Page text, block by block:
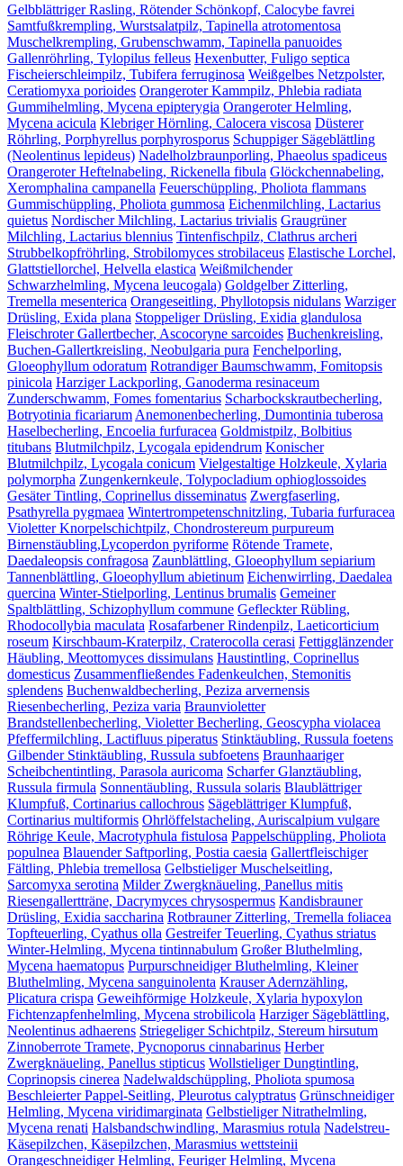
Gelbblättriger Rasling, Rötender Schönkopf, Calocybe favrei
Samtfußkrempling, Wurstsalatpilz, Tapinella atrotomentosa
Muschelkrempling, Grubenschwamm, Tapinella panuoides
Gallenröhrling, Tylopilus felleus Hexenbutter, Fuligo septica
Fischeierschleimpilz, Tubifera ferruginosa Weißgelbes Netzpolster,
Ceratiomyxa porioides Orangeroter Kammpilz, Phlebia radiata
Gummihelmling, Mycena epipterygia Orangeroter Helmling,
Mycena acicula Klebriger Hörnling, Calocera viscosa Düsterer
Röhrling, Porphyrellus porphyrosporus Schuppiger Sägeblättling
(Neolentinus lepideus) Nadelholzbraunporling, Phaeolus spadiceus
Orangeroter Heftelnabeling, Rickenella fibula Glöckchennabeling,
Xeromphalina campanella Feuerschüppling, Pholiota flammans
Gummischüppling, Pholiota gummosa Eichenmilchling, Lactarius
quietus Nordischer Milchling, Lactarius trivialis Graugrüner
Milchling, Lactarius blennius Tintenfischpilz, Clathrus archeri
Strubbelkopfröhrling, Strobilomyces strobilaceus Elastische Lorchel,
Glattstiellorchel, Helvella elastica Weißmilchender
Schwarzhelmling, Mycena leucogala) Goldgelber Zitterling,
Tremella mesenterica Orangeseitling, Phyllotopsis nidulans Warziger
Drüsling, Exida plana Stoppeliger Drüsling, Exidia glandulosa
Fleischroter Gallertbecher, Ascocoryne sarcoides Buchenkreisling,
Buchen-Gallertkreisling, Neobulgaria pura Fenchelporling,
Gloeophyllum odoratum Rotrandiger Baumschwamm, Fomitopsis
pinicola Harziger Lackporling, Ganoderma resinaceum
Zunderschwamm, Fomes fomentarius Scharbockskrautbecherling,
Botryotinia ficariarum Anemonenbecherling, Dumontinia tuberosa
Haselbecherling, Encoelia furfuracea Goldmistpilz, Bolbitius
titubans Blutmilchpilz, Lycogala epidendrum Konischer
Blutmilchpilz, Lycogala conicum Vielgestaltige Holzkeule, Xylaria
polymorpha Zungenkernkeule, Tolypocladium ophioglossoides
Gesäter Tintling, Coprinellus disseminatus Zwergfaserling,
Psathyrella pygmaea Wintertrompetenschnitzling, Tubaria furfuracea
Violetter Knorpelschichtpilz, Chondrostereum purpureum
Birnenstäubling,Lycoperdon pyriforme Rötende Tramete,
Daedaleopsis confragosa Zaunblättling, Gloeophyllum sepiarium
Tannenblättling, Gloeophyllum abietinum Eichenwirrling, Daedalea
quercina Winter-Stielporling, Lentinus brumalis Gemeiner
Spaltblättling, Schizophyllum commune Gefleckter Rübling,
Rhodocollybia maculata Rosafarbener Rindenpilz, Laeticorticium
roseum Kirschbaum-Kraterpilz, Craterocolla cerasi Fettigglänzender
Häubling, Meottomyces dissimulans Haustintling, Coprinellus
domesticus Zusammenfließendes Fadenkeulchen, Stemonitis
splendens Buchenwaldbecherling, Peziza arvernensis
Riesenbecherling, Peziza varia Braunvioletter
Brandstellenbecherling, Violetter Becherling, Geoscypha violacea
Pfeffermilchling, Lactifluus piperatus Stinktäubling, Russula foetens
Gilbender Stinktäubling, Russula subfoetens Braunhaariger
Scheibchentintling, Parasola auricoma Scharfer Glanztäubling,
Russula firmula Sonnentäubling, Russula solaris Blaublättriger
Klumpfuß, Cortinarius callochrous Sägeblättriger Klumpfuß,
Cortinarius multiformis Ohrlöffelstacheling, Auriscalpium vulgare
Röhrige Keule, Macrotyphula fistulosa Pappelschüppling, Pholiota
populnea Blauender Saftporling, Postia caesia Gallertfleischiger
Fältling, Phlebia tremellosa Gelbstieliger Muschelseitling,
Sarcomyxa serotina Milder Zwergknäueling, Panellus mitis
Riesengallertträne, Dacrymyces chrysospermus Kandisbrauner
Drüsling, Exidia saccharina Rotbrauner Zitterling, Tremella foliacea
Topfteuerling, Cyathus olla Gestreifer Teuerling, Cyathus striatus
Winter-Helmling, Mycena tintinnabulum Großer Bluthelmling,
Mycena haematopus Purpurschneidiger Bluthelmling, Kleiner
Bluthelmling, Mycena sanguinolenta Krauser Adernzähling,
Plicatura crispa Geweihförmige Holzkeule, Xylaria hypoxylon
Fichtenzapfenhelmling, Mycena strobilicola Harziger Sägeblättling,
Neolentinus adhaerens Striegeliger Schichtpilz, Stereum hirsutum
Zinnoberrote Tramete, Pycnoporus cinnabarinus Herber
Zwergknäueling, Panellus stipticus Wollstieliger Dungtintling,
Coprinopsis cinerea Nadelwaldschüppling, Pholiota spumosa
Beschleierter Pappel-Seitling, Pleurotus calyptratus Grünschneidiger
Helmling, Mycena viridimarginata Gelbstieliger Nitrathelmling,
Mycena renati Halsbandschwindling, Marasmius rotula Nadelstreu-
Käsepilzchen, Käsepilzchen, Marasmius wettsteinii
Orangeschneidiger Helmling, Feuriger Helmling, Mycena